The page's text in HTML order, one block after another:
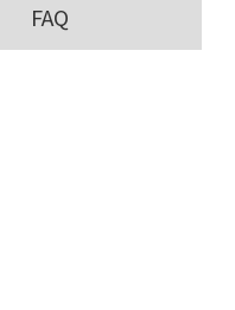
FAQ